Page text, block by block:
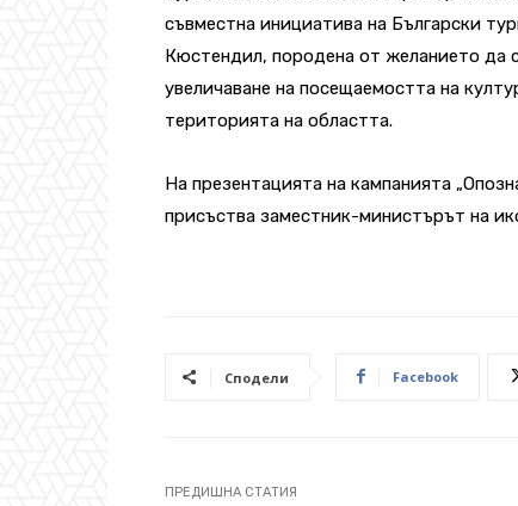
съвместна инициатива на Български
Кюстендил, породена от желанието да
увеличаване на посещаемостта на
територията на областта.
На презентацията на кампанията
присъства заместник-министърът на
Сподели Facebook
ПРЕДИШНА СТАТИЯ